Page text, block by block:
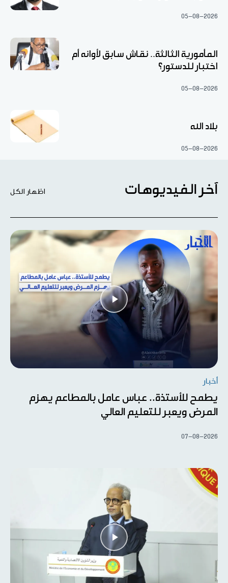
05-08-2026
المأمورية الثالثة.. نقاش سابق لأوانه أم
اختبار للدستور؟
05-08-2026
بلاد الله
05-08-2026
آخر الفيديوهات اظهار الكل
أخبار
يطمح للأستذة.. عباس عامل بالمطاعم يهزم
المرض ويعبر للتعليم العالي
07-08-2026